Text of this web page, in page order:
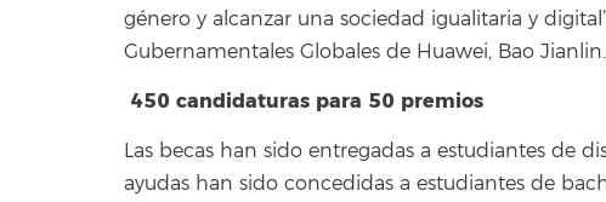
género y alcanzar una sociedad igualitaria y
Gubernamentales Globales de Huawei, Bao Jianlin.
450 candidaturas para 50 premios
Las becas han sido entregadas a estudiantes de
ayudas han sido concedidas a estudiantes de